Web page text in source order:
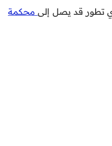
تطور قد يصل إلىمحكمة